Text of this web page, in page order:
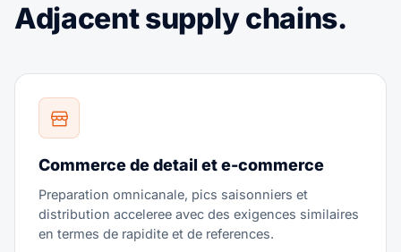
Adjacent supply chains.
Commerce de detail et e-commerce
Preparation omnicanale, pics saisonniers et
distribution acceleree avec des exigences similaires
en termes de rapidite et de references.